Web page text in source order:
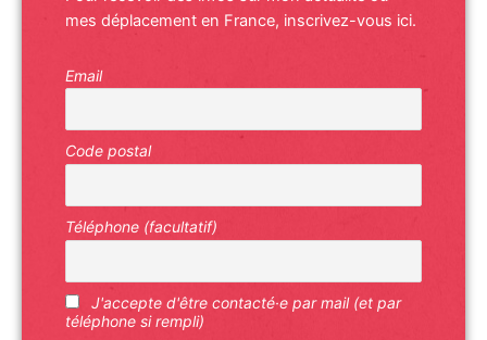
mes déplacement en France, inscrivez-vous ici.
Email
Code postal
Téléphone (facultatif)
J'accepte d'être contacté·e par mail (et par
téléphone si rempli)